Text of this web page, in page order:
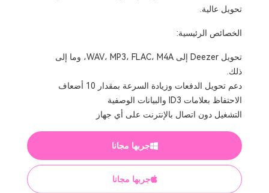
تحويل عالية.
الخصائص الرئيسية:
تحويل Deezer إلى WAV، MP3، FLAC، M4A، وما إلى
ذلك.
دعم تحويل الدفعات وزيادة السرعة بمقدار 10 أضعاف
الاحتفاظ بعلامات ID3 والبيانات الوصفية
التشغيل دون اتصال بالإنترنت على أي جهاز
جربها مجانا
جربها مجانا